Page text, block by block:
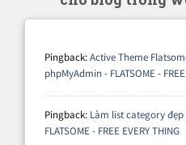
Pingback:Active Theme
phpMyAdmin - FLATSOME -
Pingback: Làm list category
FLATSOME - FREE EVERY THING